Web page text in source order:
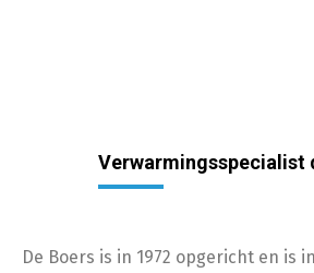
Verwarmingsspecialist
De Boers is in 1972 opgericht en is